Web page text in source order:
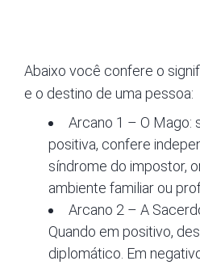
Abaixo você confere o
e o destino de uma pessoa:
Arcano 1 – O Mago:
positiva, confere
síndrome do impostor,
ambiente familiar ou
Arcano 2 – A
Quando em positivo,
diplomático. Em